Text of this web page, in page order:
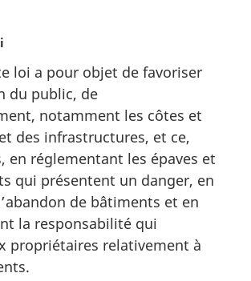
loi a pour objet de favoriser
du public, de
notamment les côtes et
des infrastructures, et ce,
en réglementant les épaves et
qui présentent un danger, en
de bâtiments et en
la responsabilité qui
propriétaires relativement à